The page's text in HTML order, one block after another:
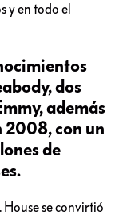
y en todo el
dos
además
2008, con un
de
House se convirtió